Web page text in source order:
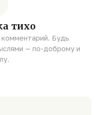
тихо
Будь
— по-доброму и